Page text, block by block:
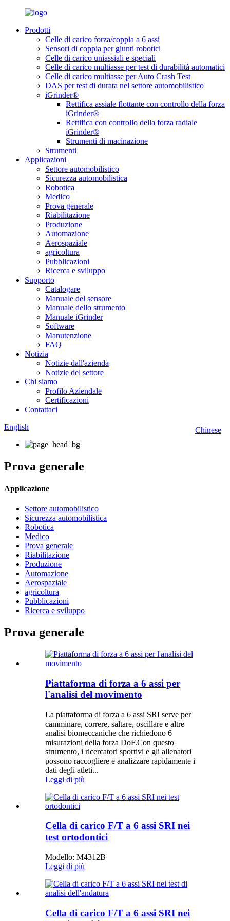
Prodotti
Celle di carico forza/coppia a 6 assi
Sensori di coppia per giunti robotici
Celle di carico uniassiali e speciali
Celle di carico multiasse per test di durabilità automatici
Celle di carico multiasse per Auto Crash Test
DAS per test di durata nel settore automobilistico
iGrinder®
Rettifica assiale flottante con controllo della forza
iGrinder®
Rettifica con controllo della forza radiale
iGrinder®
Strumenti di macinazione
Strumenti
Applicazioni
Settore automobilistico
Sicurezza automobilistica
Robotica
Medico
Prova generale
Riabilitazione
Produzione
Automazione
Aerospaziale
agricoltura
Pubblicazioni
Ricerca e sviluppo
Supporto
Catalogare
Manuale del sensore
Manuale dello strumento
Manuale iGrinder
Software
Manutenzione
FAQ
Notizia
Notizie dall'azienda
Notizie del settore
Chi siamo
Profilo Aziendale
Certificazioni
Contattaci
Chinese
English
Prova generale
Applicazione
Settore automobilistico
Sicurezza automobilistica
Robotica
Medico
Prova generale
Riabilitazione
Produzione
Automazione
Aerospaziale
agricoltura
Pubblicazioni
Ricerca e sviluppo
Prova generale
Piattaforma di forza a 6 assi per
l'analisi del movimento
La piattaforma di forza a 6 assi SRI serve per
camminare, correre, saltare, oscillare e altre
analisi biomeccaniche che richiedono 6
misurazioni della forza DoF.Con questo
strumento, i ricercatori sportivi e gli allenatori
possono raccogliere e analizzare rapidamente i
dati degli atleti...
Leggi di più
Cella di carico F/T a 6 assi SRI nei
test ortodontici
Modello: M4312B
Leggi di più
Cella di carico F/T a 6 assi SRI nei